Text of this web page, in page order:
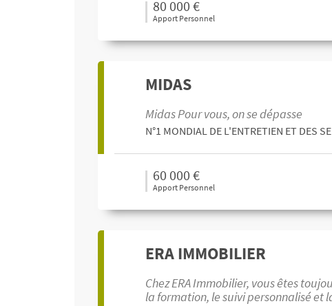
80 000 €
Apport Personnel
MIDAS
Midas Pour vous, on se dépasse
N°1 MONDIAL DE L'ENTRETIEN ET DES
60 000 €
Apport Personnel
ERA IMMOBILIER
Chez ERA Immobilier, vous êtes
la formation, le suivi personnalisé et